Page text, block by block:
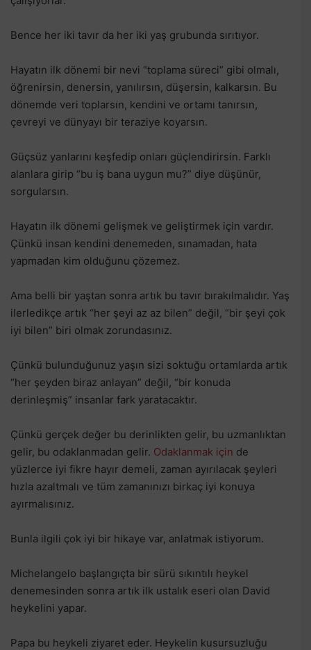
Bence her iki tavır da her iki yaş grubunda sırıtıyor.
Hayatın ilk dönemi bir nevi “toplama süreci” gibi olmalı,
öğrenirsin, denersin, yanılırsın, düşersin, kalkarsın. Bu
dönemde veri toplarsın, kendini ve ortamı tanırsın,
çevreyi ve dünyayı bir teraziye koyarsın.
Güçsüz yanlarını keşfedip onları güçlendirirsin. Farklı
alanlara girip “bu iş bana uygun mu?” diye düşünür,
sorgularsın.
Hayatın ilk dönemi gelişmek ve geliştirmek için vardır.
Çünkü insan kendini denemeden, sınamadan, hata
yapmadan kim olduğunu çözemez.
Ama belli bir yaştan sonra artık bu tavır bırakılmalıdır. Yaş
ilerledikçe artık “her şeyi az az bilen” değil, “bir şeyi çok
iyi bilen” biri olmak zorundasınız.
Çünkü bulunduğunuz yaşın sizi soktuğu ortamlarda artık
“her şeyden biraz anlayan” değil, “bir konuda
derinleşmiş” insanlar fark yaratacaktır.
Çünkü gerçek değer bu derinlikten gelir, bu uzmanlıktan
gelir, bu odaklanmadan gelir. Odaklanmak için de
yüzlerce iyi fikre hayır demeli, zaman ayırılacak şeyleri
hızla azaltmalı ve tüm zamanınızı birkaç iyi konuya
ayırmalısınız.
Bunla ilgili çok iyi bir hikaye var, anlatmak istiyorum.
Michelangelo başlangıçta bir sürü sıkıntılı heykel
denemesinden sonra artık ilk ustalık eseri olan David
heykelini yapar.
Papa bu heykeli ziyaret eder. Heykelin kusursuzluğu